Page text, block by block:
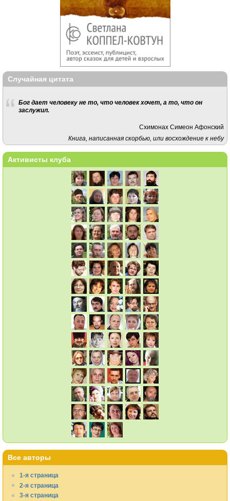
Случайная цитата
Бог дает человеку не то, что человек хочет, а то, что он
заслужил.
Схимонах Симеон Афонский
Книга, написанная скорбью, или восхождение к небу
Активисты клуба
Все авторы
1-я страница
2-я страница
3-я страница